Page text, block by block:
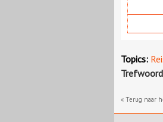
Topics:
« Terug naar